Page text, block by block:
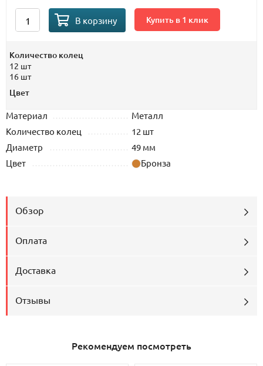
Количество колец
12 шт
16 шт
Цвет
В корзину Купить в 1 клик
Материал
Металл
Количество колец
12 шт
Диаметр
49 мм
Цвет
Бронза
Обзор
Оплата
Доставка
Отзывы
Рекомендуем посмотреть